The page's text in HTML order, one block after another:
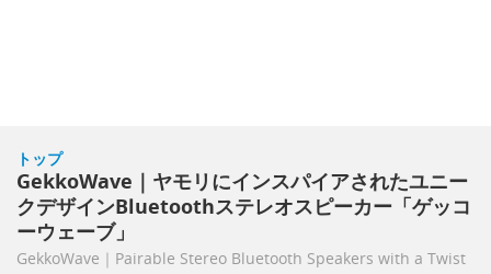
トップ
GekkoWave｜ヤモリにインスパイアされたユニー
クデザインBluetoothステレオスピーカー「ゲッコ
ーウェーブ」
GekkoWave｜Pairable Stereo Bluetooth Speakers with a Twist